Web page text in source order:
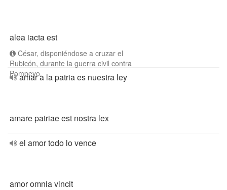
alea iacta est
César, disponiéndose a cruzar el
Rubicón, durante la guerra civil contra
Pompeyo.
amar a la patria es nuestra ley
amare patriae est nostra lex
el amor todo lo vence
amor omnia vincit